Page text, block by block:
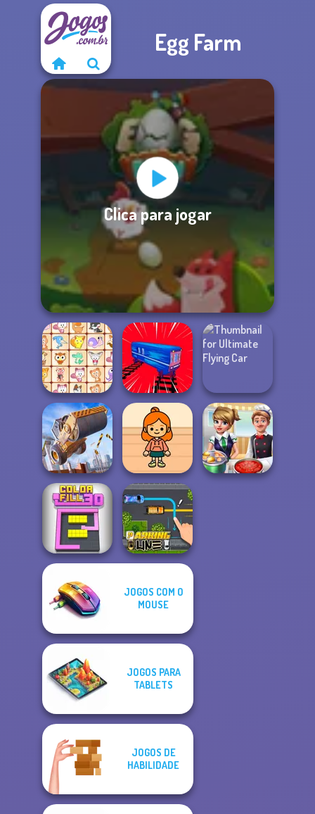
Egg Farm
Clica para jogar
Dream Pet Link Train Drift
Ultimate Flying
Car
Construction
Ramp Jumping
TB Avataria Life
Girl
Color Fill 3D
JOGOS COM O
MOUSE
JOGOS PARA
TABLETS
JOGOS DE
HABILIDADE